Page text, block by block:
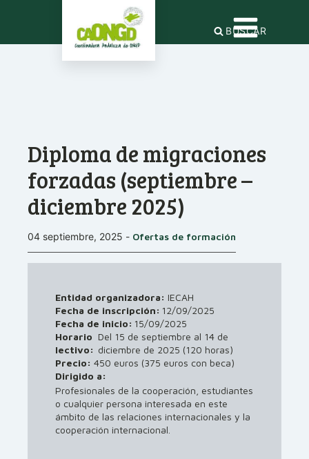
BUSCAR
Diploma de migraciones
forzadas (septiembre –
diciembre 2025)
04 septiembre, 2025 - Ofertas de formación
Entidad organizadora: IECAH
Fecha de inscripción: 12/09/2025
Fecha de inicio: 15/09/2025
Horario
lectivo:
Del 15 de septiembre al 14 de
diciembre de 2025 (120 horas)
Precio: 450 euros (375 euros con beca)
Dirigido a:
Profesionales de la cooperación, estudiantes
o cualquier persona interesada en este
ámbito de las relaciones internacionales y la
cooperación internacional.